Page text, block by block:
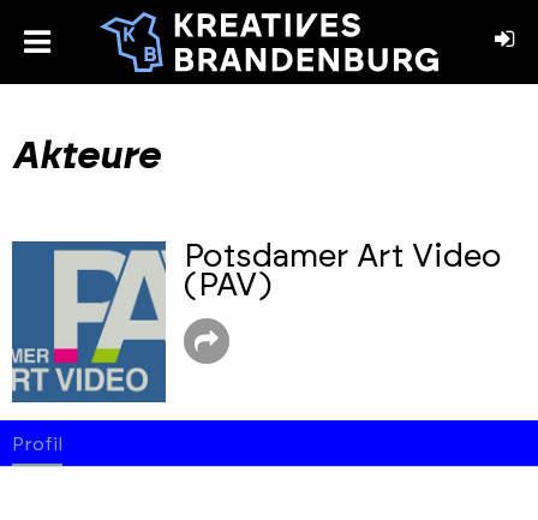
toggle
Akteure
Potsdamer Art Video
(PAV)
Profil